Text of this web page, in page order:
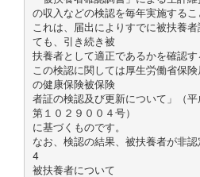
の収入などの検認を毎年実施するこ
これは、届出によりすでに被扶養
ても、引き続き被
扶養者として適正であるかを確認す
この検認に関しては厚生労働省保
の健康保険被保険
者証の検認及び更新について」（
第１０２９００４号）
に基づくものです。
なお、検認の結果、被扶養者が非認
4
被扶養者について